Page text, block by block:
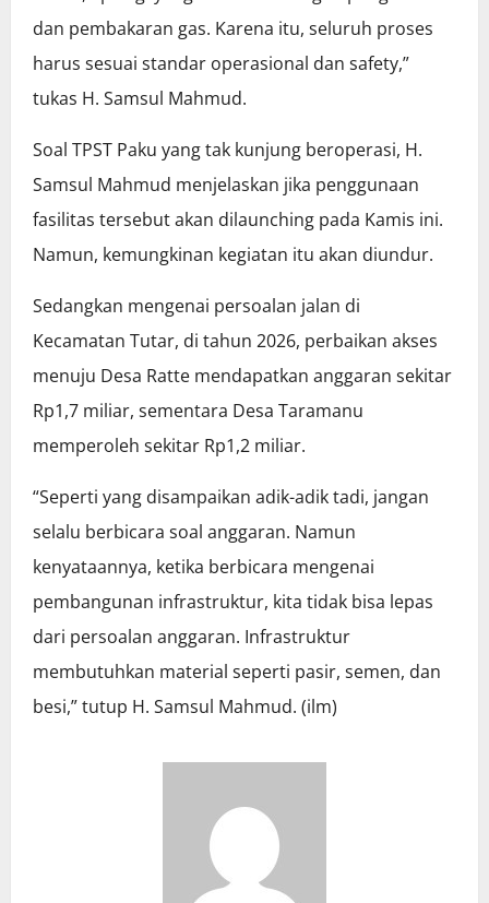
dan pembakaran gas. Karena itu, seluruh proses
harus sesuai standar operasional dan safety,”
tukas H. Samsul Mahmud.
Soal TPST Paku yang tak kunjung beroperasi, H.
Samsul Mahmud menjelaskan jika penggunaan
fasilitas tersebut akan dilaunching pada Kamis ini.
Namun, kemungkinan kegiatan itu akan diundur.
Sedangkan mengenai persoalan jalan di
Kecamatan Tutar, di tahun 2026, perbaikan akses
menuju Desa Ratte mendapatkan anggaran sekitar
Rp1,7 miliar, sementara Desa Taramanu
memperoleh sekitar Rp1,2 miliar.
“Seperti yang disampaikan adik-adik tadi, jangan
selalu berbicara soal anggaran. Namun
kenyataannya, ketika berbicara mengenai
pembangunan infrastruktur, kita tidak bisa lepas
dari persoalan anggaran. Infrastruktur
membutuhkan material seperti pasir, semen, dan
besi,” tutup H. Samsul Mahmud. (ilm)